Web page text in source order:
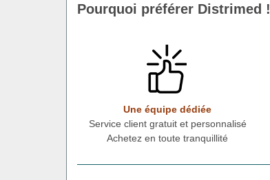
Pourquoi préférer Distrimed !
Une équipe dédiée
Service client gratuit et personnalisé
Achetez en toute tranquillité